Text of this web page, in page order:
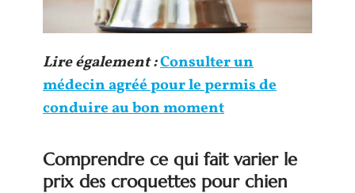
Lire également :Consulter un
médecin agréé pour le permis de
conduire au bon moment
Comprendre ce qui fait varier le
prix des croquettes pour chien